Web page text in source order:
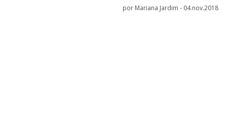
por Mariana Jardim - 04.nov.2018